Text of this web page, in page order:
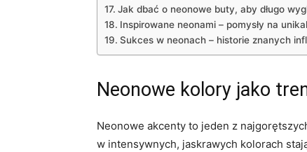
Jak⁤ dbać o neonowe⁢ buty, aby długo
Inspirowane⁣ neonami ⁢– pomysły na
Sukces w ⁢neonach – historie znanych
Neonowe kolory jako
Neonowe akcenty to jeden z⁤
w intensywnych, jaskrawych ⁤kolorach